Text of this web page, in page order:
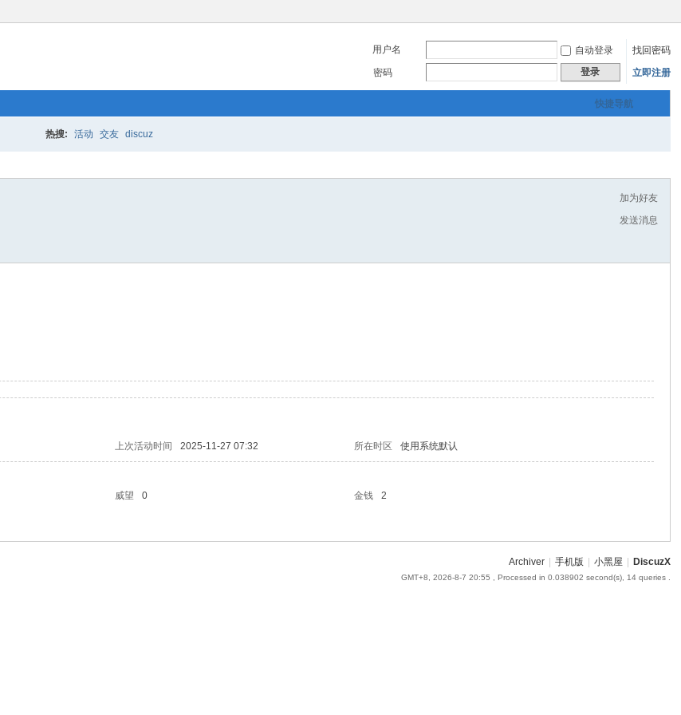
用户名 自动登录
找回密码
密码
登录 立即注册
快捷导航
热搜: 活动 交友 discuz
加为好友
发送消息
上次活动时间 2025-11-27 07:32 所在时区 使用系统默认
威望 0 金钱
2
Archiver 手机版 小黑屋 DiscuzX
GMT+8, 2026-8-7 20:55 , Processed in 0.038902 second(s), 14 queries .